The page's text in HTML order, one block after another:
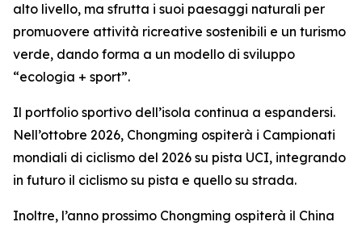
alto livello, ma sfrutta i suoi paesaggi naturali per
promuovere attività ricreative sostenibili e un turismo
verde, dando forma a un modello di sviluppo
“ecologia + sport”.
Il portfolio sportivo dell’isola continua a espandersi.
Nell’ottobre 2026, Chongming ospiterà i Campionati
mondiali di ciclismo del 2026 su pista UCI, integrando
in futuro il ciclismo su pista e quello su strada.
Inoltre, l’anno prossimo Chongming ospiterà il China